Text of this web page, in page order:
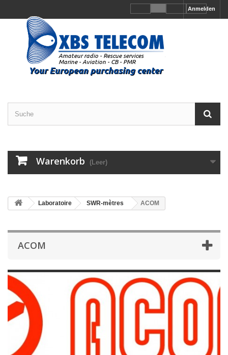
Anmelden
Warenkorb (Leer)
Laboratoire SWR-mètres ACOM
ACOM